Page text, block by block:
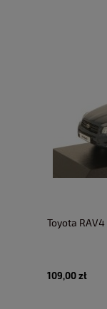
Toyota
109,00 zł